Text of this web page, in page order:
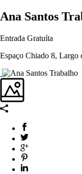
Ana Santos
Entrada Gratuíta
Espaço Chiado 8, Largo